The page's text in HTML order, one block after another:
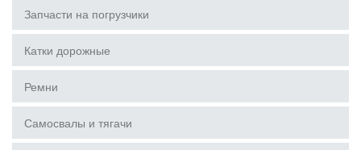
Запчасти на погрузчики
Катки дорожные
Ремни
Самосвалы и тягачи